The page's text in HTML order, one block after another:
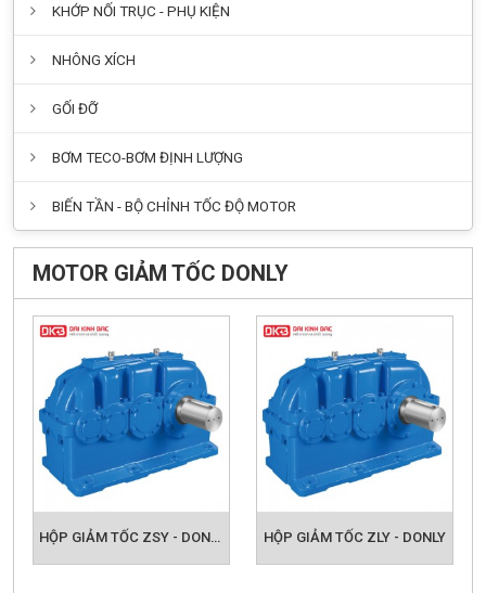
KHỚP NỐI TRỤC - PHỤ KIỆN
NHÔNG XÍCH
GỐI ĐỠ
BƠM TECO-BƠM ĐỊNH LƯỢNG
BIẾN TẦN - BỘ CHỈNH TỐC ĐỘ MOTOR
MOTOR GIẢM TỐC DONLY
HỘP GIẢM TỐC ZLY - DONLY